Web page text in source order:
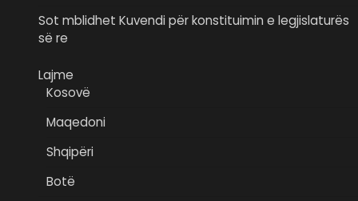
Sot mblidhet Kuvendi për konstituimin e legjislaturës
së re
Lajme
Kosovë
Maqedoni
Shqipëri
Botë